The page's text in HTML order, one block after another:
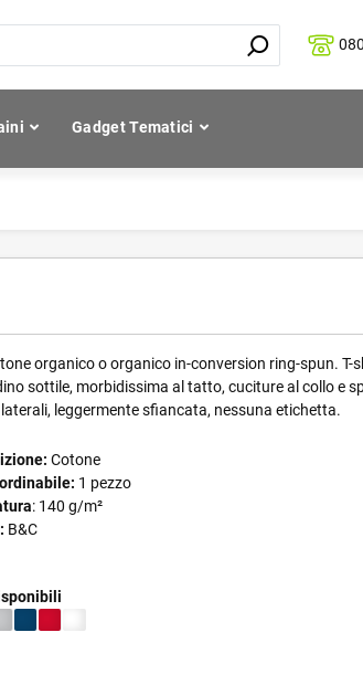
Gadget Tematici
organico o organico in-conversion ring-spun. T-
sottile, morbidissima al tatto, cuciture al collo e
leggermente sfiancata, nessuna etichetta.
Cotone
1 pezzo
: 140 g/m²
B&C